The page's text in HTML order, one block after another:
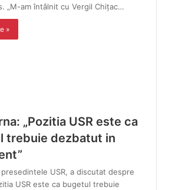
„M-am întâlnit cu Vergil Chițac…
»
„Pozitia USR este ca
trebuie dezbatut in
presedintele USR, a discutat despre
USR este ca bugetul trebuie